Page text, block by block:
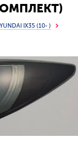
БЕЛ
IX35 (10- )